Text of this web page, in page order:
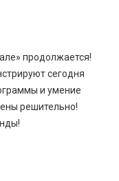
продолжается!
сегодня
и умение
решительно!